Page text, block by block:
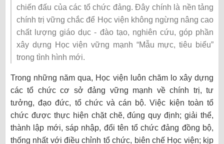
chiến đấu của các tổ chức đảng. Đây chính là nền tảng
chính trị vững chắc để Học viện không ngừng nâng cao
chất lượng giáo dục - đào tạo, nghiên cứu, góp phần
xây dựng Học viện vững mạnh “Mẫu mực, tiêu biểu”
trong tình hình mới.
Trong những năm qua, Học viện luôn chăm lo xây dựng
các tổ chức cơ sở đảng vững mạnh về chính trị, tư
tưởng, đạo đức, tổ chức và cán bộ. Việc kiện toàn tổ
chức được thực hiện chặt chẽ, đúng quy định; giải thể,
thành lập mới, sáp nhập, đổi tên tổ chức đảng đồng bộ,
thống nhất với điều chỉnh tổ chức, biên chế Học viện; kịp